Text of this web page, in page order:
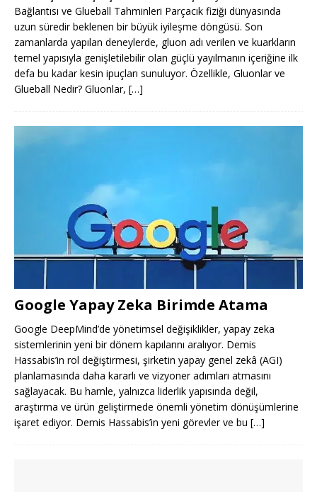
Bağlantısı ve Glueball Tahminleri Parçacık fiziği dünyasında
uzun süredir beklenen bir büyük iyileşme döngüsü. Son
zamanlarda yapılan deneylerde, gluon adı verilen ve kuarkların
temel yapısıyla genişletilebilir olan güçlü yayılmanın içeriğine ilk
defa bu kadar kesin ipuçları sunuluyor. Özellikle, Gluonlar ve
Glueball Nedir? Gluonlar, […]
Google Yapay Zeka Birimde Atama
Google DeepMind’de yönetimsel değişiklikler, yapay zeka
sistemlerinin yeni bir dönem kapılarını aralıyor. Demis
Hassabis’in rol değiştirmesi, şirketin yapay genel zekâ (AGI)
planlamasında daha kararlı ve vizyoner adımları atmasını
sağlayacak. Bu hamle, yalnızca liderlik yapısında değil,
araştırma ve ürün geliştirmede önemli yönetim dönüşümlerine
işaret ediyor. Demis Hassabis’in yeni görevler ve bu […]